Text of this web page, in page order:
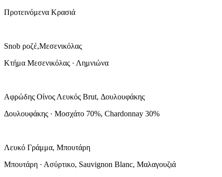
Προτεινόμενα Κρασιά
Snob ροζέ,Μεσενικόλας
Κτήμα Μεσενικόλας · Λημνιώνα
Αφρώδης Οίνος Λευκός Brut, Δουλουφάκης
Δουλουφάκης · Μοσχάτο 70%, Chardonnay 30%
Λευκό Γράμμα, Μπουτάρη
Μπουτάρη · Ασύρτικο, Sauvignon Blanc, Μαλαγουζιά